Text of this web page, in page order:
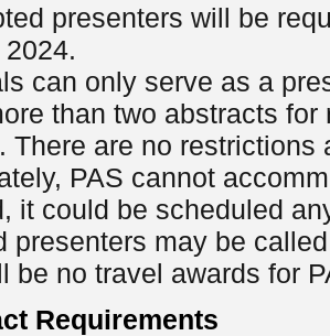
presenters will be
can only serve as a
than two abstracts
There are no restrictions
PAS cannot
it could be scheduled
presenters may be
be no travel awards for
Requirements